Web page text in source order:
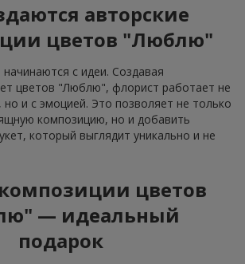
авторские
цветов "Люблю"
с идеи. Создавая
цветов "Люблю", флорист работает не
но и с эмоцией. Это позволяет не только
композицию, но и добавить
который выглядит уникально и не
цветов
— идеальный
подарок